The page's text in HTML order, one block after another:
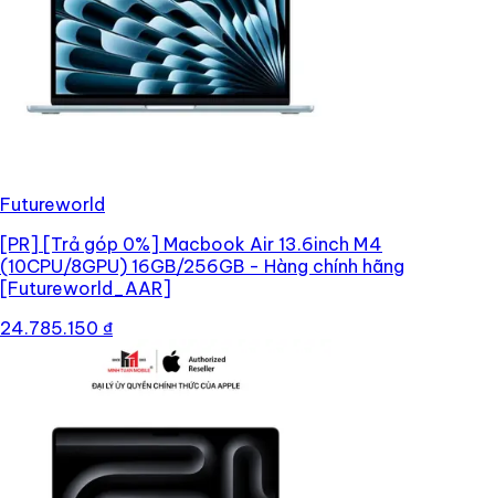
Futureworld
[PR] [Trả góp 0%] Macbook Air 13.6inch M4
(10CPU/8GPU) 16GB/256GB - Hàng chính hãng
[Futureworld_AAR]
24.785.150 ₫